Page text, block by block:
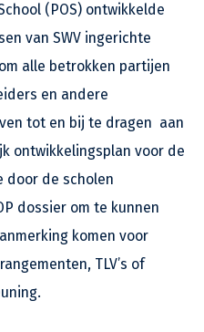
(POS) ontwikkelde
van SWV ingerichte
alle betrokken partijen
en andere
tot en bij te dragen aan
ontwikkelingsplan voor de
door de scholen
dossier om te kunnen
komen voor
TLV’s of